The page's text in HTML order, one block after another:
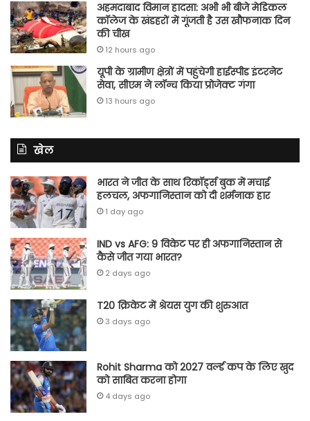
अहमदाबाद विमान हादसा: अभी भी बीजे मेडिकल
कॉलेज के खंडहरों में गूंजती है उस खौफनाक दिन
की चीख
12 hours ago
यूपी के ग्रामीण क्षेत्रों में पहुंचेगी हाईस्पीड इंटरनेट
सेवा, सीएम ने लॉन्च किया प्रोजेक्ट गंगा
13 hours ago
खेल
भारत ने जीत के साथ रिकॉर्ड्स बुक में मचाई
हलचल, अफगानिस्तान को दी शर्मनाक हार
1 day ago
IND vs AFG: 9 विकेट पर ही अफगानिस्तान से
कैसे जीत गया भारत?
2 days ago
T20 क्रिकेट में श्रेयस युग की शुरुआत
3 days ago
Rohit Sharma को 2027 वर्ल्‍ड कप के लिए खुद
को साबित करना होगा
4 days ago